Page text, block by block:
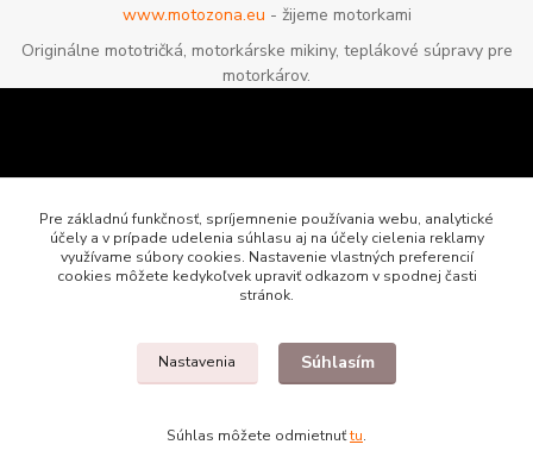
www.motozona.eu - žijeme motorkami
Originálne mototričká, motorkárske mikiny, teplákové súpravy pre
motorkárov.
motorkárov
Pre základnú funkčnosť, spríjemnenie používania webu, analytické
účely a v prípade udelenia súhlasu aj na účely cielenia reklamy
využívame súbory cookies. Nastavenie vlastných preferencií
cookies môžete kedykoľvek upraviť odkazom v spodnej časti
stránok.
Nastavenia Súhlasím
Súhlas môžete odmietnuťtu.